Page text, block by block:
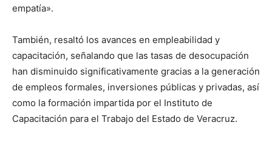
empatía».
También, resaltó los avances en empleabilidad y
capacitación, señalando que las tasas de desocupación
han disminuido significativamente gracias a la generación
de empleos formales, inversiones públicas y privadas, así
como la formación impartida por el Instituto de
Capacitación para el Trabajo del Estado de Veracruz.